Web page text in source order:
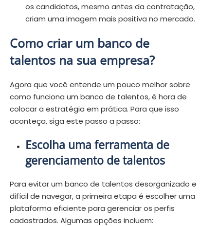
os candidatos, mesmo antes da contratação,
criam uma imagem mais positiva no mercado.
Como criar um banco de
talentos na sua empresa?
Agora que você entende um pouco melhor sobre
como funciona um banco de talentos, é hora de
colocar a estratégia em prática. Para que isso
aconteça, siga este passo a passo:
Escolha uma ferramenta de
gerenciamento de talentos
Para evitar um banco de talentos desorganizado e
difícil de navegar, a primeira etapa é escolher uma
plataforma eficiente para gerenciar os perfis
cadastrados. Algumas opções incluem: